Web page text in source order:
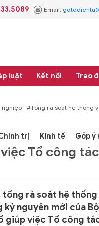
Email:
luật Kết nối Trao
hệ thống văn bản quy phạm
trị Kinh tế Góp ý
Tổ công
rà soát hệ
nguyên mới của
giúp việc Tổ công